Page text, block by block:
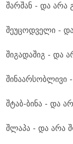
შარშან - და არა
შეუცოდველი -
შიგადაშიგ - და
შინაარსობლივი
შტაბ-ბინა - და
შლაპა - და არა